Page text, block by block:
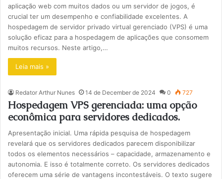
aplicação web com muitos dados ou um servidor de jogos, é
crucial ter um desempenho e confiabilidade excelentes. A
hospedagem de servidor privado virtual gerenciado (VPS) é uma
solução eficaz para a hospedagem de aplicações que consomem
muitos recursos. Neste artigo,…
Leia mais »
Redator Arthur Nunes 14 de December de 2024 0 727
Hospedagem VPS gerenciada: uma opção
econômica para servidores dedicados.
Apresentação inicial. Uma rápida pesquisa de hospedagem
revelará que os servidores dedicados parecem disponibilizar
todos os elementos necessários – capacidade, armazenamento e
autonomia. E isso é totalmente correto. Os servidores dedicados
oferecem uma série de vantagens incontestáveis. O texto sugere